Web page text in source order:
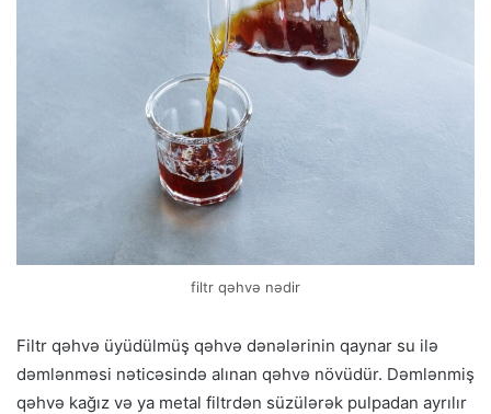
filtr qəhvə nədir
Filtr qəhvə üyüdülmüş qəhvə dənələrinin qaynar su ilə
dəmlənməsi nəticəsində alınan qəhvə növüdür. Dəmlənmiş
qəhvə kağız və ya metal filtrdən süzülərək pulpadan ayrılır